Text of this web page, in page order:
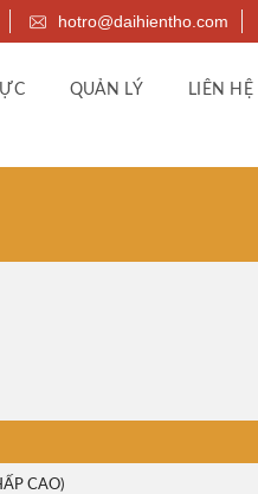
hotro@daihientho.com
QUẢN LÝ LIÊN HỆ
CAO)